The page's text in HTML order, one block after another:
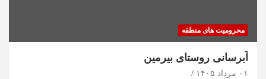
محرومیت های منطقه
آبرسانی روستای بیرمین
۰۱ مرداد ۱۴۰۵